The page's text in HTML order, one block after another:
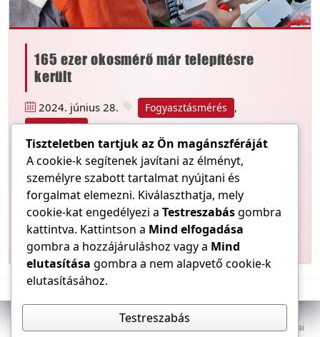
165 ezer okosmérő már telepítésre
került
2024. június 28. Fogyasztásmérés ,
Okosmérő
Mintegy 165 ezer okosmérő telepítését fejezték be
június végével a Dunántúlon és Pest vármegyében egy
Európai Unió által finanszírozott beruházás keretében.
A legmodernebb készülékek részben a családi
otthonokba és egyéb ingatlanokba, részben ipari,
vállalati létesítményekbe kerültek.
Az E-VILLAMOS szaklap a Magyar Mérnöki Kamara Elektrotechnikai
Tiszteletben tartjuk az Ön magánszféráját
A cookie-k segítenek javítani az élményt,
személyre szabott tartalmat nyújtani és
forgalmat elemezni. Kiválaszthatja, mely
cookie-kat engedélyezi a Testreszabásgombra
kattintva. Kattintson a Mind elfogadása
gombra a hozzájáruláshoz vagy a Mind
elutasítása gombra a nem alapvető cookie-k
elutasításához.
Testreszabás